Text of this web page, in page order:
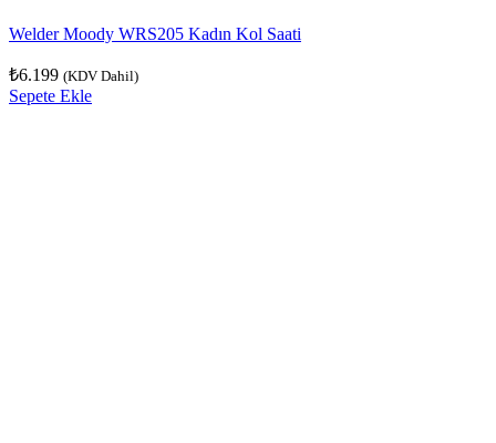
Welder Moody WRS205 Kadın Kol Saati
₺6.199 (KDV Dahil)
Sepete Ekle